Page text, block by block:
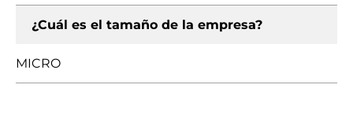
¿Cuál es el tamaño de la empresa?
MICRO